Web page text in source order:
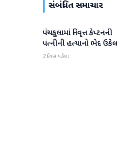
સંબંધિત સમાચાર
રાષ્ટ્રીય
પંચકુલામાં નિવૃત્ત કેપ્ટનની
પત્નીની હત્યાનો ભેદ
2 દિવસ પહેલા